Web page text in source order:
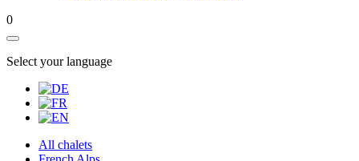
0
Select your language
All chalets